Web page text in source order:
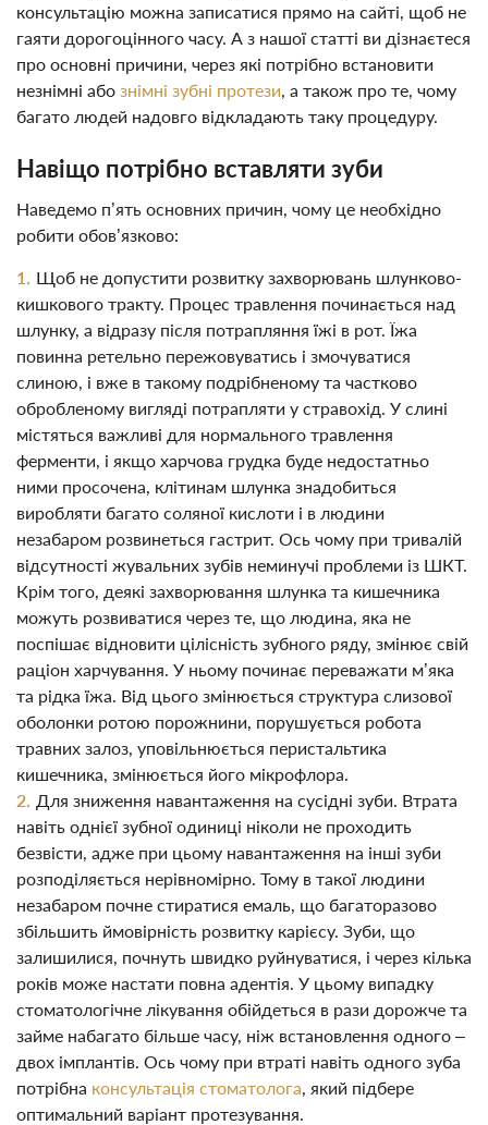
консультацію можна записатися прямо на сайті, щоб не
гаяти дорогоцінного часу. А з нашої статті ви дізнаєтеся
про основні причини, через які потрібно встановити
незнімні або знімні зубні протези, а також про те, чому
багато людей надовго відкладають таку процедуру.
Навіщо потрібно вставляти зуби
Наведемо п’ять основних причин, чому це необхідно
робити обов’язково:
Щоб не допустити розвитку захворювань шлунково-
кишкового тракту. Процес травлення починається над
шлунку, а відразу після потрапляння їжі в рот. Їжа
повинна ретельно пережовуватись і змочуватися
слиною, і вже в такому подрібненому та частково
обробленому вигляді потрапляти у стравохід. У слині
містяться важливі для нормального травлення
ферменти, і якщо харчова грудка буде недостатньо
ними просочена, клітинам шлунка знадобиться
виробляти багато соляної кислоти і в людини
незабаром розвинеться гастрит. Ось чому при тривалій
відсутності жувальних зубів неминучі проблеми із ШКТ.
Крім того, деякі захворювання шлунка та кишечника
можуть розвиватися через те, що людина, яка не
поспішає відновити цілісність зубного ряду, змінює свій
раціон харчування. У ньому починає переважати м’яка
та рідка їжа. Від цього змінюється структура слизової
оболонки ротою порожнини, порушується робота
травних залоз, уповільнюється перистальтика
кишечника, змінюється його мікрофлора.
Для зниження навантаження на сусідні зуби. Втрата
навіть однієї зубної одиниці ніколи не проходить
безвісти, адже при цьому навантаження на інші зуби
розподіляється нерівномірно. Тому в такої людини
незабаром почне стиратися емаль, що багаторазово
збільшить ймовірність розвитку карієсу. Зуби, що
залишилися, почнуть швидко руйнуватися, і через кілька
років може настати повна адентія. У цьому випадку
стоматологічне лікування обійдеться в рази дорожче та
займе набагато більше часу, ніж встановлення одного –
двох імплантів. Ось чому при втраті навіть одного зуба
потрібна консультація стоматолога, який підбере
оптимальний варіант протезування.